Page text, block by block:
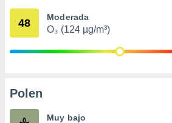
mediante
publicidad
48 Moderada
O₃ (124 µg/m³)
Polen
Muy bajo